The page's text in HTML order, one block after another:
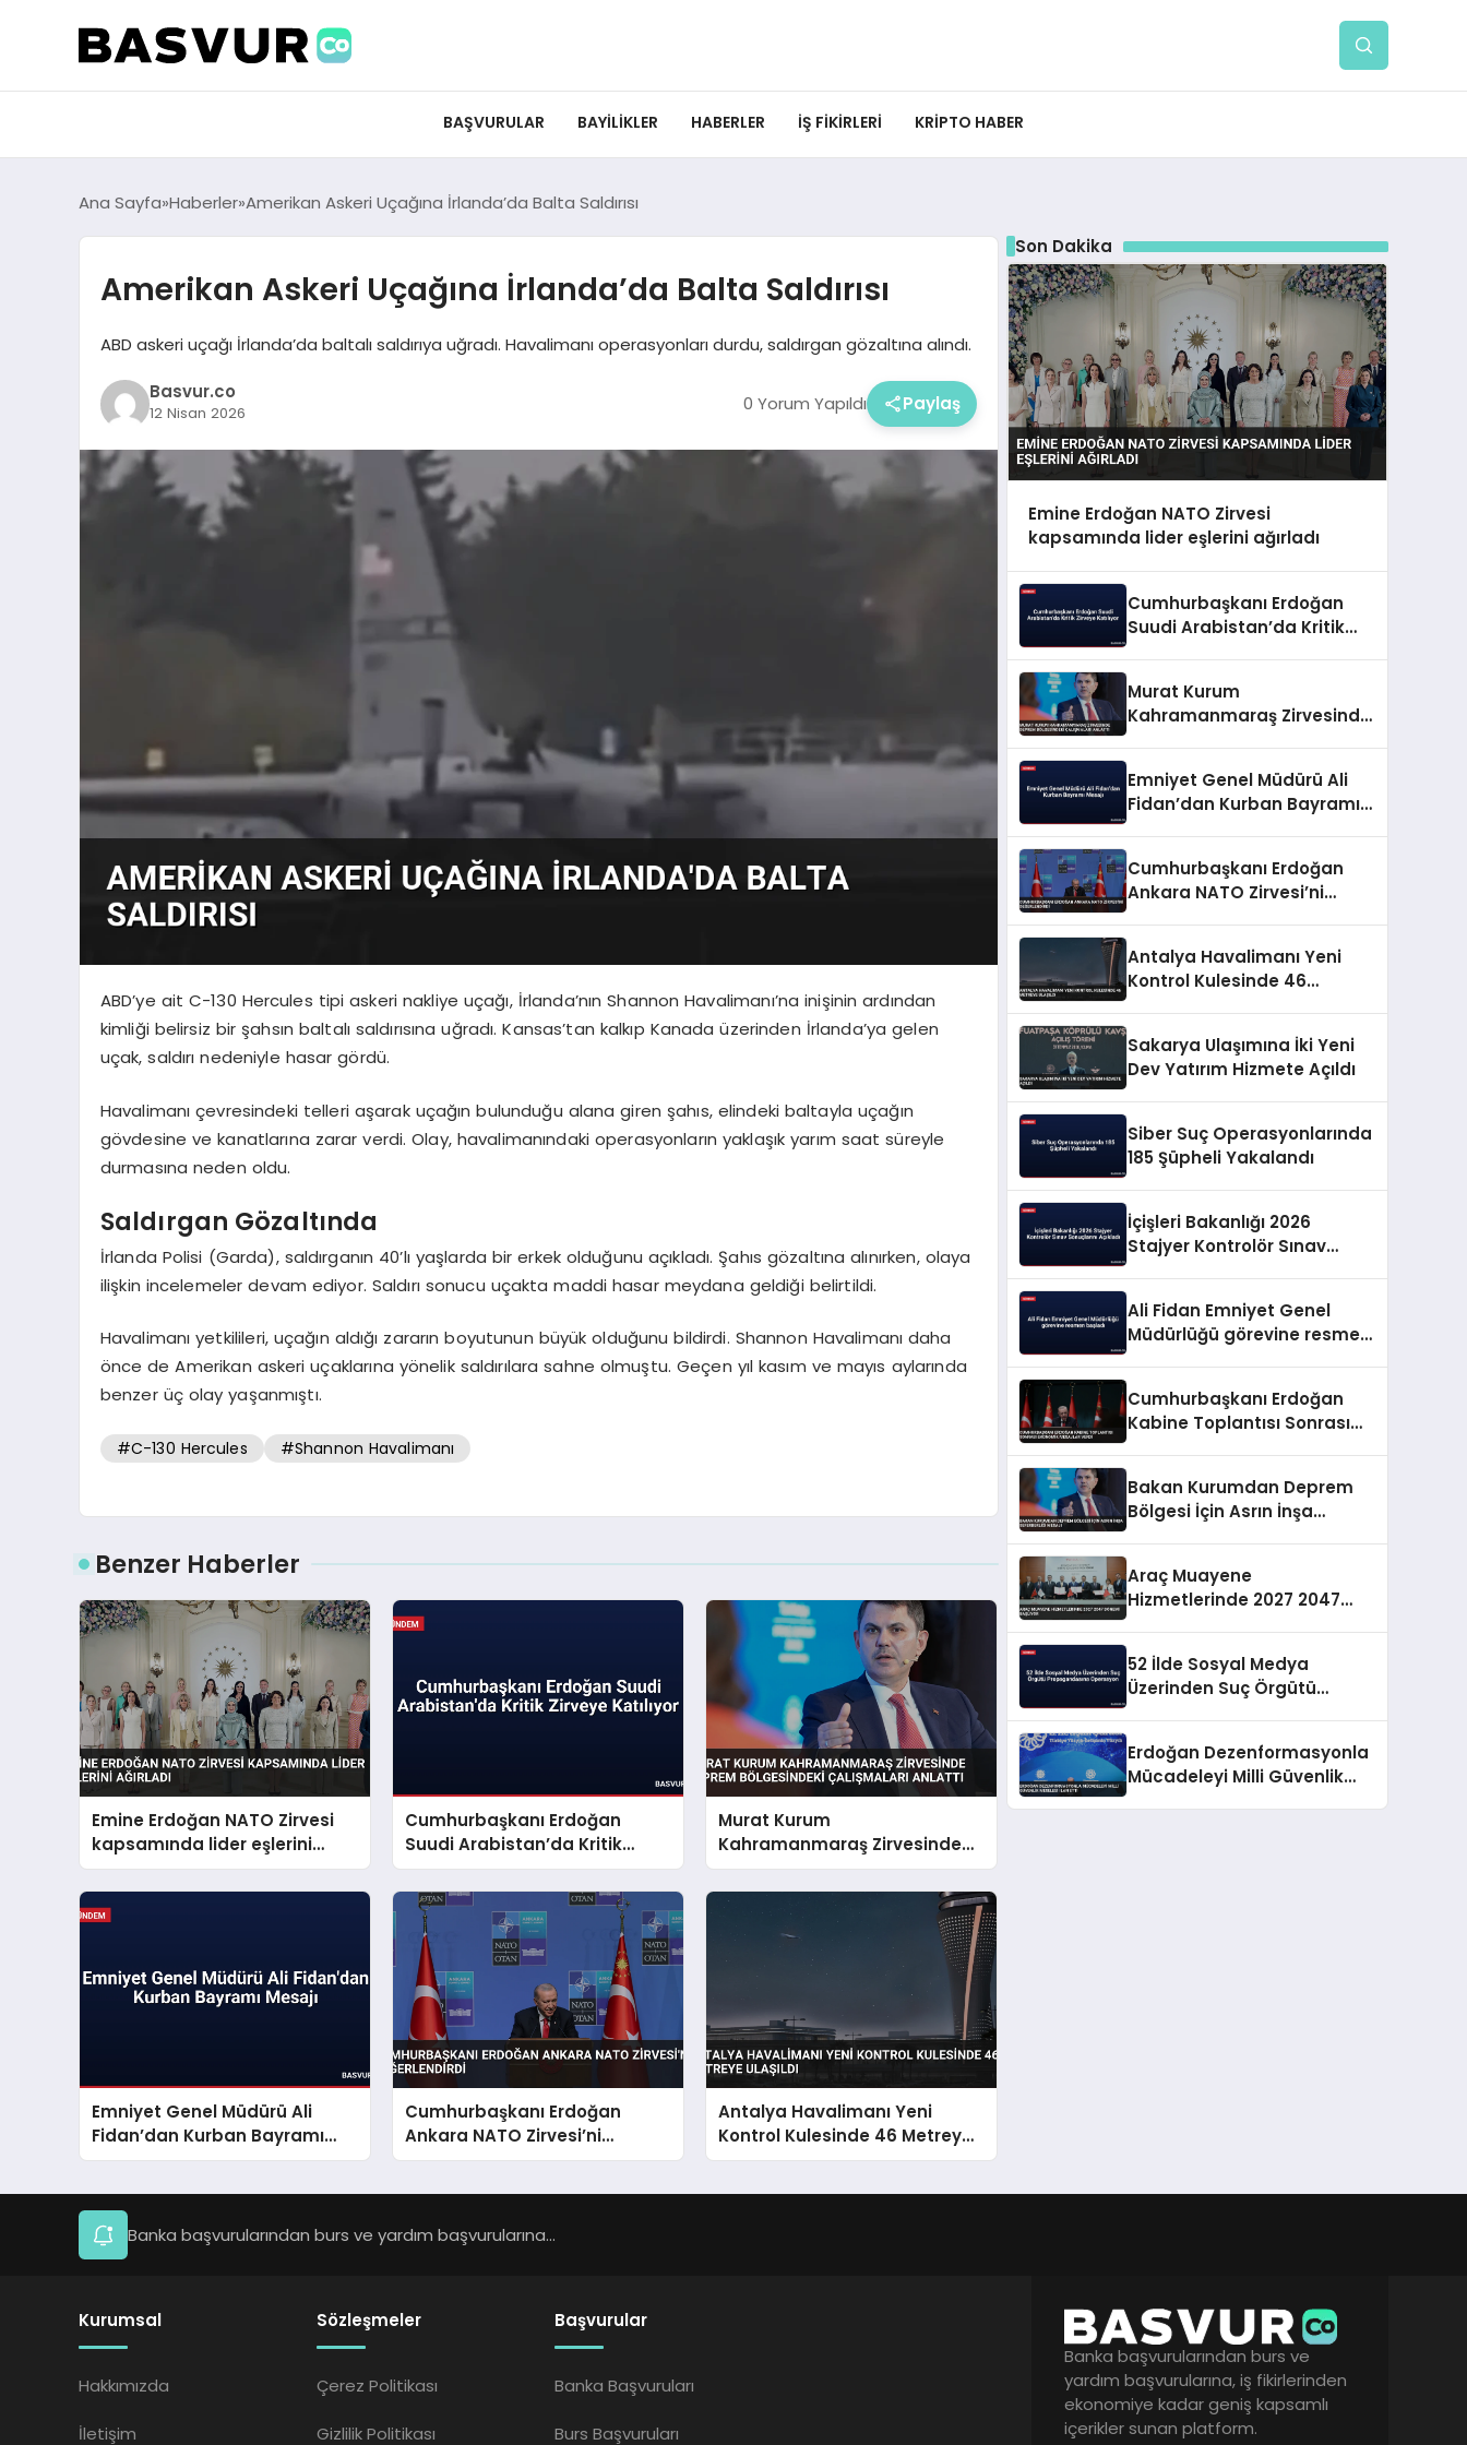
BAŞVURULAR BAYILIKLER HABERLER İŞ FIKIRLERI KRIPTO HABER
Ana Sayfa Haberler Amerikan Askeri Uçağına İrlanda’da Balta Saldırısı
Amerikan Askeri Uçağına İrlanda’da Balta Saldırısı
ABD askeri uçağı İrlanda’da baltalı saldırıya uğradı. Havalimanı operasyonları durdu, saldırgan gözaltına alındı.
Basvur.co
12 Nisan 2026 0 Yorum Yapıldı Paylaş
ABD’ye ait C-130 Hercules tipi askeri nakliye uçağı, İrlanda’nın Shannon Havalimanı’na inişinin ardından
kimliği belirsiz bir şahsın baltalı saldırısına uğradı. Kansas’tan kalkıp Kanada üzerinden İrlanda’ya gelen
uçak, saldırı nedeniyle hasar gördü.
Havalimanı çevresindeki telleri aşarak uçağın bulunduğu alana giren şahıs, elindeki baltayla uçağın
gövdesine ve kanatlarına zarar verdi. Olay, havalimanındaki operasyonların yaklaşık yarım saat süreyle
durmasına neden oldu.
Saldırgan Gözaltında
İrlanda Polisi (Garda), saldırganın 40’lı yaşlarda bir erkek olduğunu açıkladı. Şahıs gözaltına alınırken, olaya
ilişkin incelemeler devam ediyor. Saldırı sonucu uçakta maddi hasar meydana geldiği belirtildi.
Havalimanı yetkilileri, uçağın aldığı zararın boyutunun büyük olduğunu bildirdi. Shannon Havalimanı daha
önce de Amerikan askeri uçaklarına yönelik saldırılara sahne olmuştu. Geçen yıl kasım ve mayıs aylarında
benzer üç olay yaşanmıştı.
#C-130 Hercules #Shannon Havalimanı
Benzer Haberler
Emine Erdoğan NATO Zirvesi
kapsamında lider eşlerini
ağırladı
Cumhurbaşkanı Erdoğan
Suudi Arabistan’da Kritik
Zirveye Katılıyor
Murat Kurum
Kahramanmaraş Zirvesinde
Deprem Bölgesindeki
Çalışmaları Anlattı
Emniyet Genel Müdürü Ali
Fidan’dan Kurban Bayramı
Mesajı
Cumhurbaşkanı Erdoğan
Ankara NATO Zirvesi’ni
Değerlendirdi
Antalya Havalimanı Yeni
Kontrol Kulesinde 46 Metreye
Ulaşıldı
Son Dakika
Emine Erdoğan NATO Zirvesi
kapsamında lider eşlerini ağırladı
Cumhurbaşkanı Erdoğan
Suudi Arabistan’da Kritik
Murat Kurum
Kahramanmaraş Zirvesinde
Emniyet Genel Müdürü Ali
Fidan’dan Kurban Bayramı
Cumhurbaşkanı Erdoğan
Ankara NATO Zirvesi’ni
Antalya Havalimanı Yeni
Kontrol Kulesinde 46
Sakarya Ulaşımına İki Yeni
Dev Yatırım Hizmete Açıldı
Siber Suç Operasyonlarında
185 Şüpheli Yakalandı
İçişleri Bakanlığı 2026
Stajyer Kontrolör Sınav
Ali Fidan Emniyet Genel
Müdürlüğü görevine resmen
Cumhurbaşkanı Erdoğan
Kabine Toplantısı Sonrası
Bakan Kurumdan Deprem
Bölgesi İçin Asrın İnşa
Araç Muayene
Hizmetlerinde 2027 2047
52 İlde Sosyal Medya
Üzerinden Suç Örgütü
Erdoğan Dezenformasyonla
Mücadeleyi Milli Güvenlik
Banka başvurularından burs ve yardım başvurularına...
Kurumsal
Hakkımızda
İletişim
Sözleşmeler
Çerez Politikası
Gizlilik Politikası
Başvurular
Banka Başvuruları
Burs Başvuruları
Banka başvurularından burs ve
yardım başvurularına, iş fikirlerinden
ekonomiye kadar geniş kapsamlı
içerikler sunan platform.